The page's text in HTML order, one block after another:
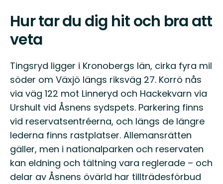
Hur tar du dig hit och bra att
veta
Tingsryd ligger i Kronobergs län, cirka fyra mil
söder om Växjö längs riksväg 27. Korrö nås
via väg 122 mot Linneryd och Hackekvarn via
Urshult vid Åsnens sydspets. Parkering finns
vid reservatsentréerna, och längs de längre
lederna finns rastplatser. Allemansrätten
gäller, men i nationalparken och reservaten
kan eldning och tältning vara reglerade – och
delar av Åsnens övärld har tillträdesförbud